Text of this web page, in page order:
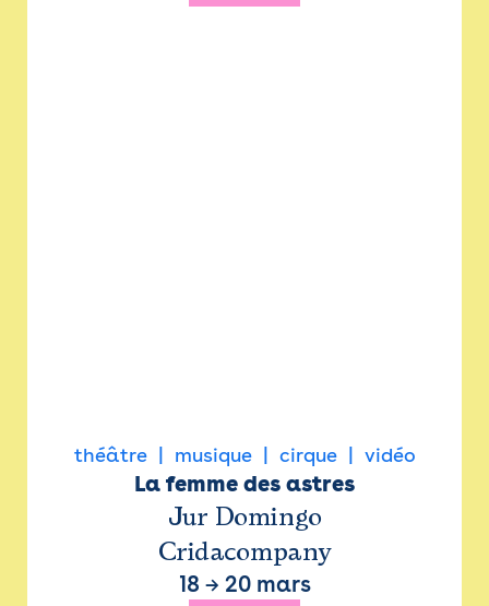
théâtre musique cirque vidéo
La femme des astres
Jur Domingo
Cridacompany
18 → 20 mars